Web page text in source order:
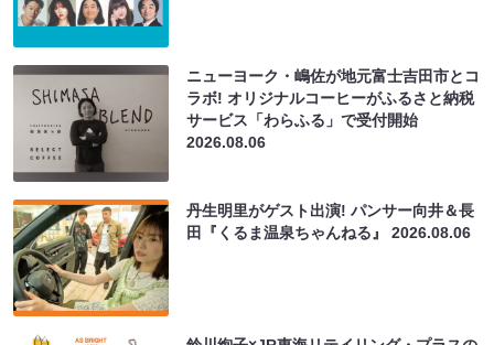
ニューヨーク・嶋佐が地元富士吉田市とコ
ラボ! オリジナルコーヒーがふるさと納税
サービス「わらふる」で受付開始
2026.08.06
丹生明里がゲスト出演! パンサー向井＆長
田『くるま温泉ちゃんねる』2026.08.06